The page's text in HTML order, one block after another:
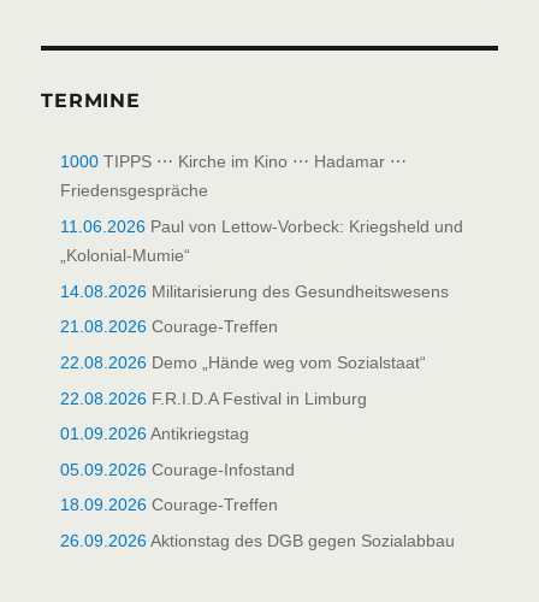
TERMINE
1000 TIPPS ⋯ Kirche im Kino ⋯ Hadamar ⋯
Friedensgespräche
11.06.2026 Paul von Lettow-Vorbeck: Kriegsheld und
„Kolonial-Mumie“
14.08.2026 Militarisierung des Gesundheitswesens
21.08.2026 Courage-Treffen
22.08.2026 Demo „Hände weg vom Sozialstaat“
22.08.2026 F.R.I.D.A Festival in Limburg
01.09.2026Antikriegstag
05.09.2026 Courage-Infostand
18.09.2026 Courage-Treffen
26.09.2026Aktionstag des DGB gegen Sozialabbau